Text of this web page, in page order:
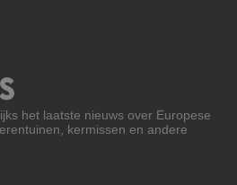
het laatste nieuws over Europese
kermissen en andere